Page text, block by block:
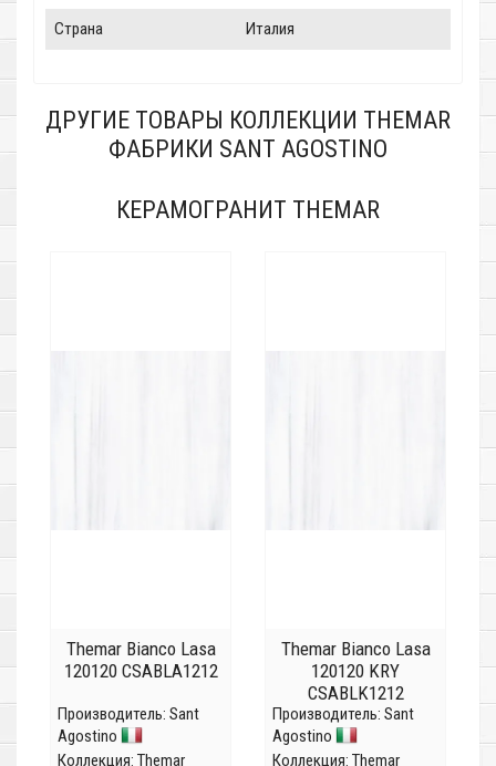
Страна Италия
ДРУГИЕ ТОВАРЫ КОЛЛЕКЦИИ THEMAR
ФАБРИКИ SANT AGOSTINO
КЕРАМОГРАНИТ THEMAR
Themar Bianco Lasa
120120 CSABLA1212
Производитель: Sant
Agostino
Коллекция: Themar
Themar Bianco Lasa
120120 KRY
CSABLK1212
Производитель: Sant
Agostino
Коллекция: Themar